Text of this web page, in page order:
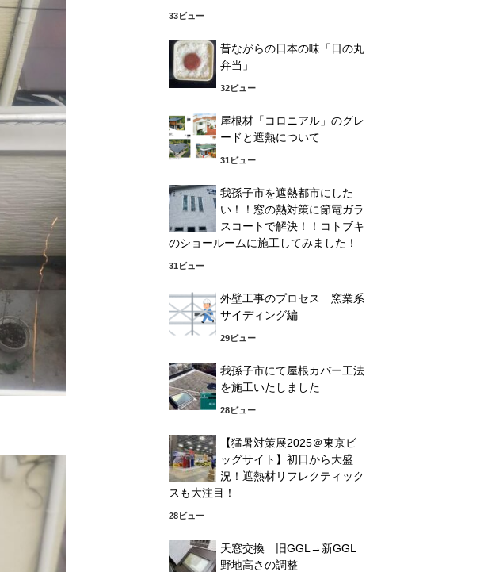
33ビュー
昔ながらの日本の味「日の丸
弁当」
32ビュー
屋根材「コロニアル」のグレ
ードと遮熱について
31ビュー
我孫子市を遮熱都市にした
い！！窓の熱対策に節電ガラ
スコートで解決！！コトブキ
のショールームに施工してみました！
31ビュー
外壁工事のプロセス 窯業系
サイディング編
29ビュー
我孫子市にて屋根カバー工法
を施工いたしました
28ビュー
【猛暑対策展2025＠東京ビ
ッグサイト】初日から大盛
況！遮熱材リフレクティック
スも大注目！
28ビュー
天窓交換 旧GGL→新GGL
野地高さの調整